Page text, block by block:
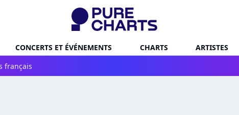
CONCERTS ET ÉVÉNEMENTS CHARTS ARTISTES
français